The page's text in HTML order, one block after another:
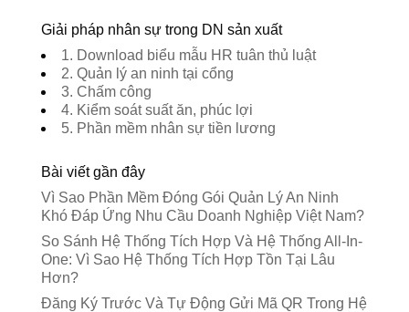
Giải pháp nhân sự trong DN sản xuất
1. Download biểu mẫu HR tuân thủ luật
2. Quản lý an ninh tại cổng
3. Chấm công
4. Kiểm soát suất ăn, phúc lợi
5. Phần mềm nhân sự tiền lương
Bài viết gần đây
Vì Sao Phần Mềm Đóng Gói Quản Lý An Ninh
Khó Đáp Ứng Nhu Cầu Doanh Nghiệp Việt Nam?
So Sánh Hệ Thống Tích Hợp Và Hệ Thống All-In-
One: Vì Sao Hệ Thống Tích Hợp Tồn Tại Lâu
Hơn?
Đăng Ký Trước Và Tự Động Gửi Mã QR Trong Hệ